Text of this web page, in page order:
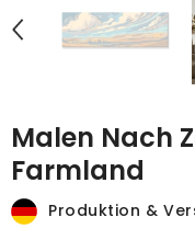
Malen Nach
Farmland
Produktion &